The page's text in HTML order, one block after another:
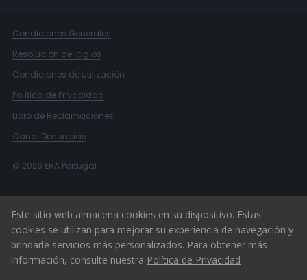
Condiciones Generales
Resolución de litigios
Condiciones de utilización
Política de Privacidad
Libro de Reclamaciones
Canal Denuncias
© 2026 ERA Portugal
Este sitio web almacena cookies en su dispositivo. Estas
cookies se utilizan para mejorar su experiencia de navegación y
brindarle servicios más personalizados. Para obtener más
información, consulte nuestra Política de Privacidad